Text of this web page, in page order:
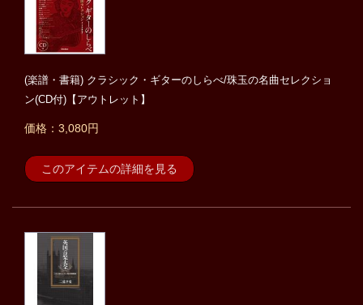
(楽譜・書籍) クラシック・ギターのしらべ/珠玉の名曲セレクショ
ン(CD付)【アウトレット】
価格：3,080円
このアイテムの詳細を見る